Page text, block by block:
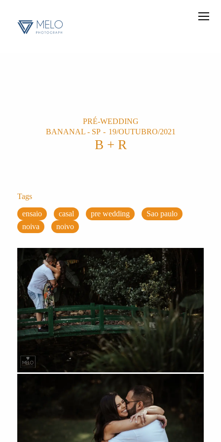
PRÉ-WEDDING
BANANAL - SP
19/OUTUBRO/2021
B + R
Tags
ensaio casal pre wedding
Sao paulo
noiva
noivo